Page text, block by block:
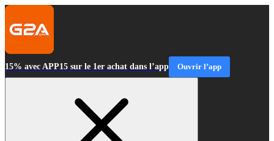
15% avec APP15 sur le 1er achat dans l’app Ouvrir l’app